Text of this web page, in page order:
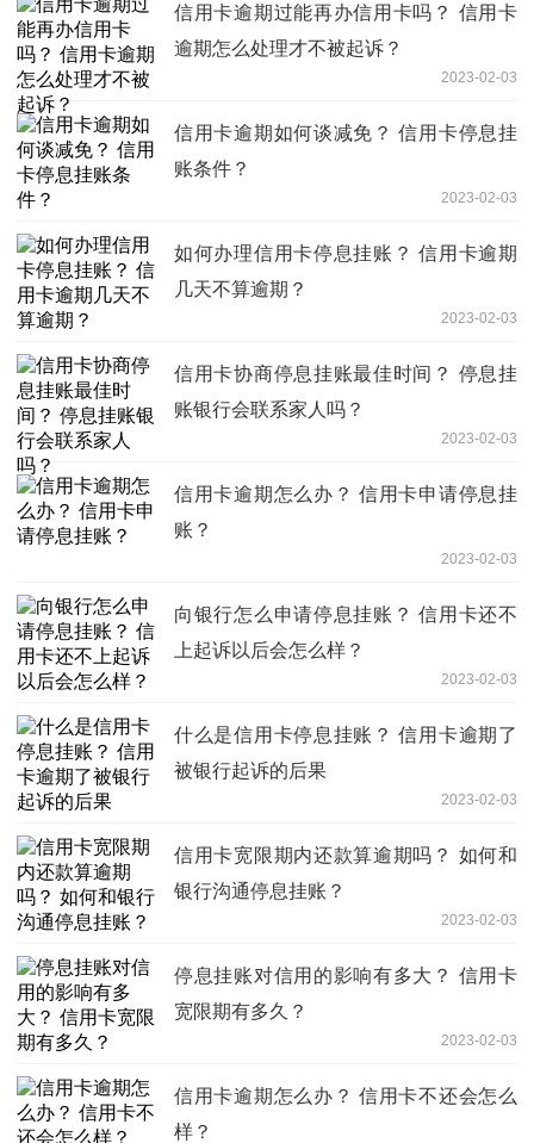
信用卡逾期过能再办信用卡吗？ 信用卡
逾期怎么处理才不被起诉？
2023-02-03
信用卡逾期如何谈减免？ 信用卡停息挂
账条件？
2023-02-03
如何办理信用卡停息挂账？ 信用卡逾期
几天不算逾期？
2023-02-03
信用卡协商停息挂账最佳时间？ 停息挂
账银行会联系家人吗？
2023-02-03
信用卡逾期怎么办？ 信用卡申请停息挂
账？
2023-02-03
向银行怎么申请停息挂账？ 信用卡还不
上起诉以后会怎么样？
2023-02-03
什么是信用卡停息挂账？ 信用卡逾期了
被银行起诉的后果
2023-02-03
信用卡宽限期内还款算逾期吗？ 如何和
银行沟通停息挂账？
2023-02-03
停息挂账对信用的影响有多大？ 信用卡
宽限期有多久？
2023-02-03
信用卡逾期怎么办？ 信用卡不还会怎么
样？